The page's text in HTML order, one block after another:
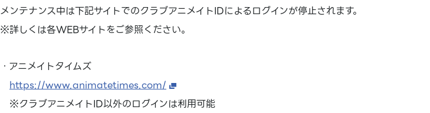
メンテナンス中は下記サイトでのクラブアニメイトIDによるログインが停止されます。
※詳しくは各WEBサイトをご参照ください。
・アニメイトタイムズ
https://www.animatetimes.com/
※クラブアニメイトID以外のログインは利用可能